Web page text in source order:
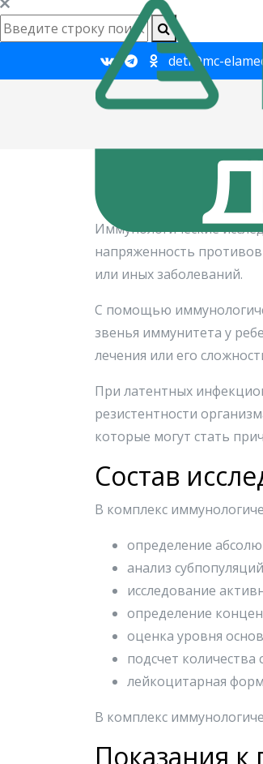
deti@mc-
Диагностика→
Иммунологические
напряженность
или иных заболеваний.
С помощью
звенья иммунитета у
лечения или его
При латентных
резистентности
которые могут стать
Состав
В комплекс
определение
анализ
исследование
определение
оценка уровня
подсчет
лейкоцитарная
В комплекс
Показания